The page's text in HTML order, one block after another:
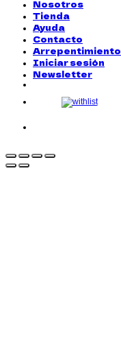
Nosotros
Tienda
Ayuda
Contacto
Arrepentimiento
Iniciar sesión
Newsletter